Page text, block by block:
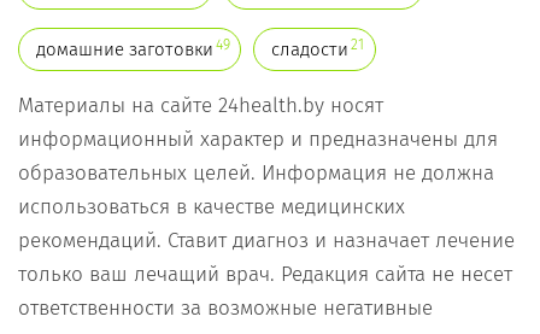
домашние заготовки 49 сладости 21
Материалы на сайте 24health.by носят
информационный характер и предназначены для
образовательных целей. Информация не должна
использоваться в качестве медицинских
рекомендаций. Ставит диагноз и назначает лечение
только ваш лечащий врач. Редакция сайта не несет
ответственности за возможные негативные